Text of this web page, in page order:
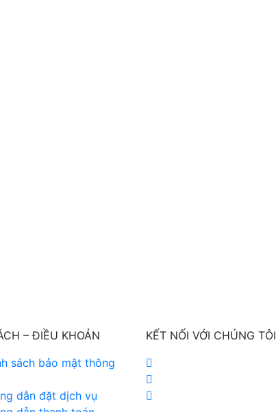
– ĐIỀU KHOẢN
sách bảo mật thông
dẫn đặt dịch vụ
KẾT NỐI VỚI CHÚNG TÔI